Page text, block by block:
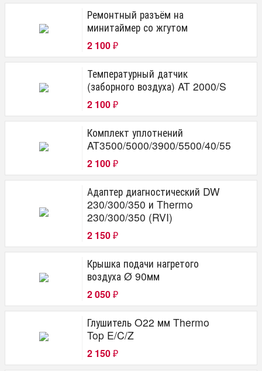
Ремонтный разъём на
минитаймер со жгутом
2 100 ₽
Температурный датчик
(заборного воздуха) AT 2000/S
2 100 ₽
Комплект уплотнений
AT3500/5000/3900/5500/40/55
2 100 ₽
Адаптер диагностический DW
230/300/350 и Thermo
230/300/350 (RVI)
2 150 ₽
Крышка подачи нагретого
воздуха Ø 90мм
2 050 ₽
Глушитель O22 мм Thermo
Top E/C/Z
2 150 ₽